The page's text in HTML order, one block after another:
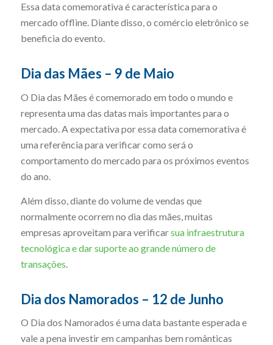
Essa data comemorativa é característica para o
mercado offline. Diante disso, o comércio eletrônico se
beneficia do evento.
Dia das Mães – 9 de Maio
O Dia das Mães é comemorado em todo o mundo e
representa uma das datas mais importantes para o
mercado. A expectativa por essa data comemorativa é
uma referência para verificar como será o
comportamento do mercado para os próximos eventos
do ano.
Além disso, diante do volume de vendas que
normalmente ocorrem no dia das mães, muitas
empresas aproveitam para verificarsua infraestrutura
tecnológica e dar suporte ao grande número de
transações
Dia dos Namorados – 12 de Junho
O Dia dos Namorados é uma data bastante esperada e
vale a pena investir em campanhas bem românticas